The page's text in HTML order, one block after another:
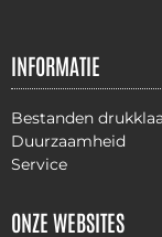
INFORMATIE
Bestanden
Duurzaamheid
Service
ONZE WEBSITES